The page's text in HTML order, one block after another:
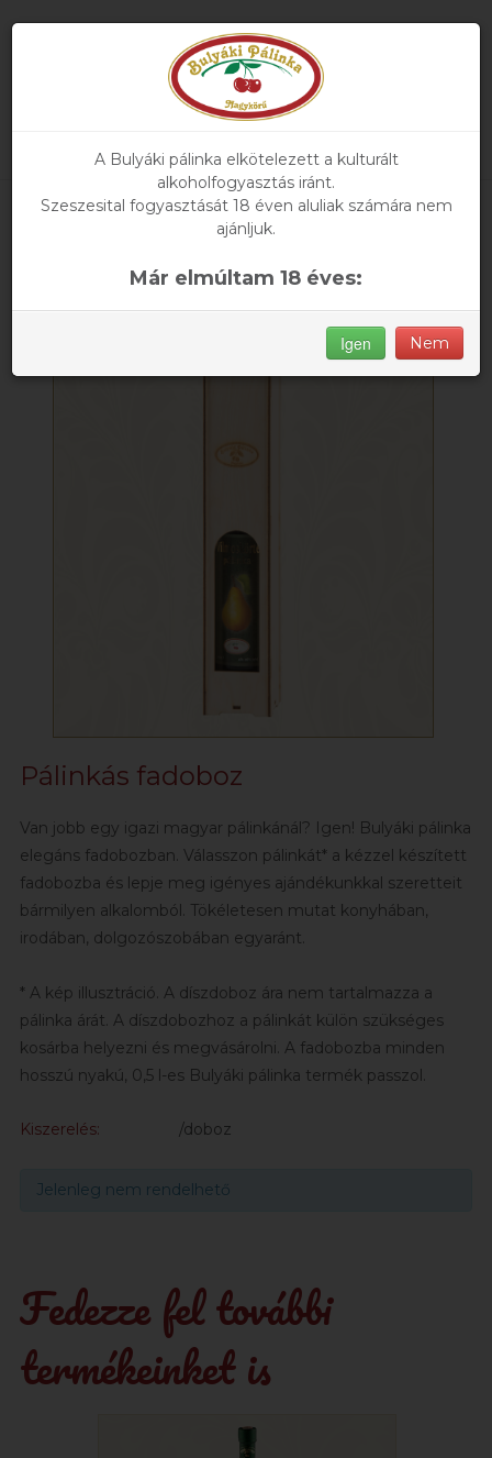
Főoldal»Termékeink» Pálinkás fadoboz
ÚJ
Pálinkás fadoboz
Van jobb egy igazi magyar pálinkánál? Igen! Bulyáki pálinka
elegáns fadobozban. Válasszon pálinkát* a kézzel készített
fadobozba és lepje meg igényes ajándékunkkal szeretteit
bármilyen alkalomból. Tökéletesen mutat konyhában,
irodában, dolgozószobában egyaránt.
* A kép illusztráció. A díszdoboz ára nem tartalmazza a
pálinka árát. A díszdobozhoz a pálinkát külön szükséges
kosárba helyezni és megvásárolni. A fadobozba minden
hosszú nyakú, 0,5 l-es Bulyáki pálinka termék passzol.
Kiszerelés: /doboz
Jelenleg nem rendelhető
Fedezze fel további
termékeinket is
A Bulyáki pálinka elkötelezett a kulturált
alkoholfogyasztás iránt.
Szeszesital fogyasztását 18 éven aluliak számára nem
ajánljuk.
Már elmúltam 18 éves:
Igen Nem